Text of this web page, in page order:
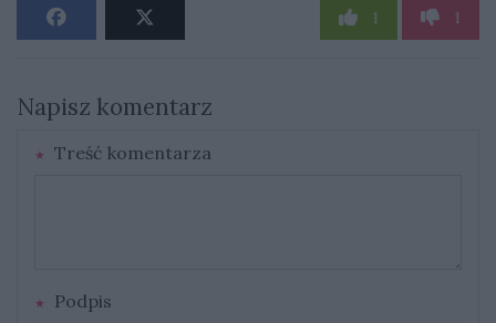
1 1
Napisz komentarz
Treść komentarza
Podpis